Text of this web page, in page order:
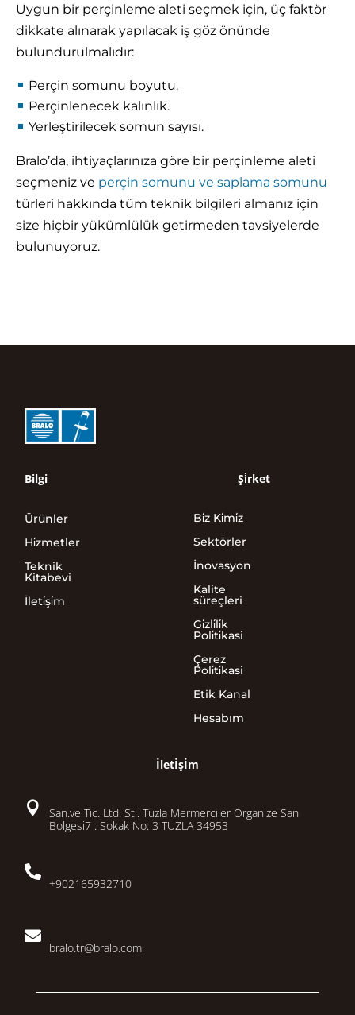
Uygun bir perçinleme aleti seçmek için, üç faktör
dikkate alınarak yapılacak iş göz önünde
bulundurulmalıdır:
Perçin somunu boyutu.
Perçinlenecek kalınlık.
Yerleştirilecek somun sayısı.
Bralo’da, ihtiyaçlarınıza göre bir perçinleme aleti
seçmeniz ve perçin somunu ve saplama somunu
türleri hakkında tüm teknik bilgileri almanız için
size hiçbir yükümlülük getirmeden tavsiyelerde
bulunuyoruz.
Bilgi
Ürünler
Hi̇zmetler
Teknik
Kitabevi
İleti̇şi̇m
Şi̇rket
Bi̇z Ki̇mi̇z
Sektörler
İnovasyon
Kalite
süreçleri
Gi̇zli̇li̇k
Poli̇ti̇kasi
Çerez
Poli̇ti̇kasi
Etik Kanal
Hesabım
İletİşİm

San.ve Tic. Ltd. Sti. Tuzla Mermerciler Organize San
Bolgesi7 . Sokak No: 3 TUZLA 34953

+902165932710

bralo.tr@bralo.com